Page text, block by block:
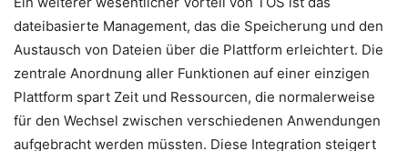
dateibasierte Management, das die Speicherung und den
Austausch von Dateien über die Plattform erleichtert. Die
zentrale Anordnung aller Funktionen auf einer einzigen
Plattform spart Zeit und Ressourcen, die normalerweise
für den Wechsel zwischen verschiedenen Anwendungen
aufgebracht werden müssten. Diese Integration steigert